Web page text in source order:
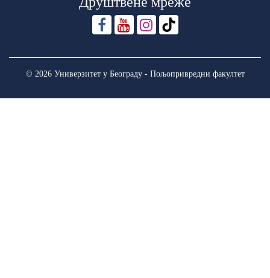
© 2026 Универзитет у Београду - Пољопривредни факултет